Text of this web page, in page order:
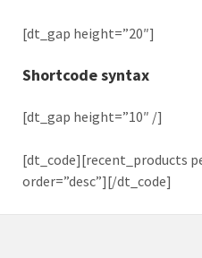
[dt_gap height=”20″]
Shortcode syntax
[dt_gap height=”10″ /]
[dt_code][recent_products
order=”desc”][/dt_code]